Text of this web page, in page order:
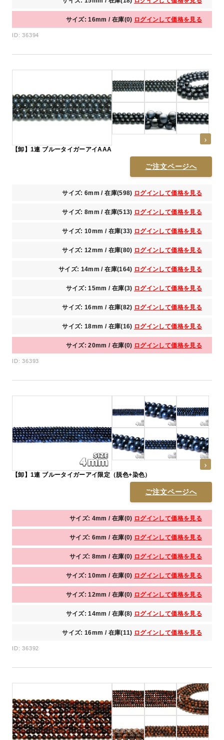
サイズ: 16mm / 在庫(0) ログインして価格を見る
ID: 36394
【卸】1連 ブルータイガーアイAAA
ご注文ページへ
サイズ: 6mm / 在庫(598) ログインして価格を見る
サイズ: 8mm / 在庫(513) ログインして価格を見る
サイズ: 10mm / 在庫(33) ログインして価格を見る
サイズ: 12mm / 在庫(80) ログインして価格を見る
サイズ: 14mm / 在庫(164) ログインして価格を見る
サイズ: 15mm / 在庫(3) ログインして価格を見る
サイズ: 16mm / 在庫(82) ログインして価格を見る
サイズ: 18mm / 在庫(16) ログインして価格を見る
サイズ: 20mm / 在庫(0) ログインして価格を見る
ID: 36393
【卸】1連 ブルータイガーアイ限定（脱色+染色）
ご注文ページへ
サイズ: 4mm / 在庫(0) ログインして価格を見る
サイズ: 6mm / 在庫(0) ログインして価格を見る
サイズ: 8mm / 在庫(0) ログインして価格を見る
サイズ: 10mm / 在庫(0) ログインして価格を見る
サイズ: 12mm / 在庫(0) ログインして価格を見る
サイズ: 14mm / 在庫(8) ログインして価格を見る
サイズ: 16mm / 在庫(11) ログインして価格を見る
ID: 36392